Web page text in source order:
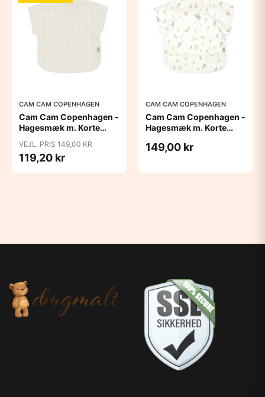
CAM CAM COPENHAGEN
Cam Cam Copenhagen -
Hagesmæk m. Korte
VEJL. PRIS 149,00 KR
119,20 kr
CAM CAM COPENHAGEN
Cam Cam Copenhagen -
Hagesmæk m. Korte
149,00 kr